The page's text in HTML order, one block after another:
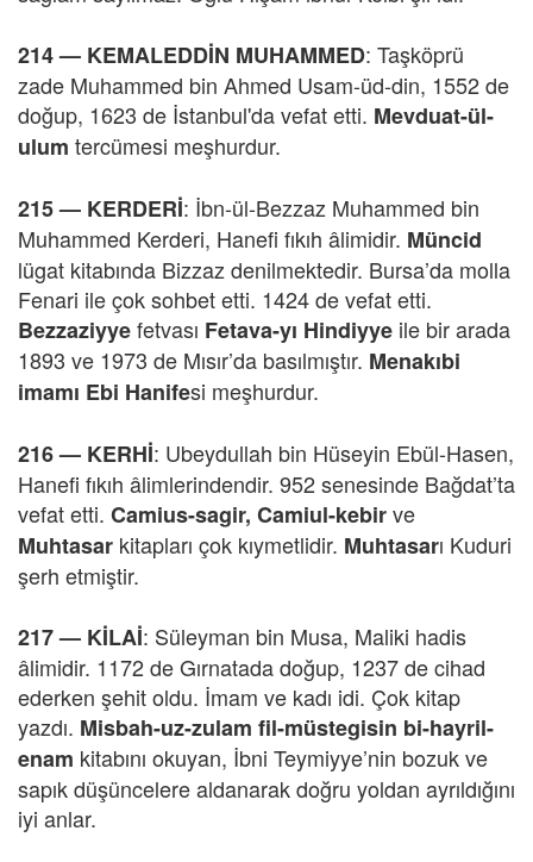
214 — KEMALEDDİN MUHAMMED: Taşköprü
zade Muhammed bin Ahmed Usam-üd-din, 1552 de
doğup, 1623 de İstanbul'da vefat etti. Mevduat-ül-
ulum tercümesi meşhurdur.
215 — KERDERİ: İbn-ül-Bezzaz Muhammed bin
Muhammed Kerderi, Hanefi fıkıh âlimidir. Müncid
lügat kitabında Bizzaz denilmektedir. Bursa’da molla
Fenari ile çok sohbet etti. 1424 de vefat etti.
Bezzaziyyefetvası Fetava-yı Hindiyye ile bir arada
1893 ve 1973 de Mısır’da basılmıştır. Menakıbi
imamı Ebi Hanifesi meşhurdur.
216 — KERHİ: Ubeydullah bin Hüseyin Ebül-Hasen,
Hanefi fıkıh âlimlerindendir. 952 senesinde Bağdat’ta
vefat etti. Camius-sagir, Camiul-kebirve
Muhtasar kitapları çok kıymetlidir. Muhtasarı Kuduri
şerh etmiştir.
217 — KİLAİ: Süleyman bin Musa, Maliki hadis
âlimidir. 1172 de Gırnatada doğup, 1237 de cihad
ederken şehit oldu. İmam ve kadı idi. Çok kitap
yazdı. Misbah-uz-zulam fil-müstegisin bi-hayril-
enam kitabını okuyan, İbni Teymiyye’nin bozuk ve
sapık düşüncelere aldanarak doğru yoldan ayrıldığını
iyi anlar.